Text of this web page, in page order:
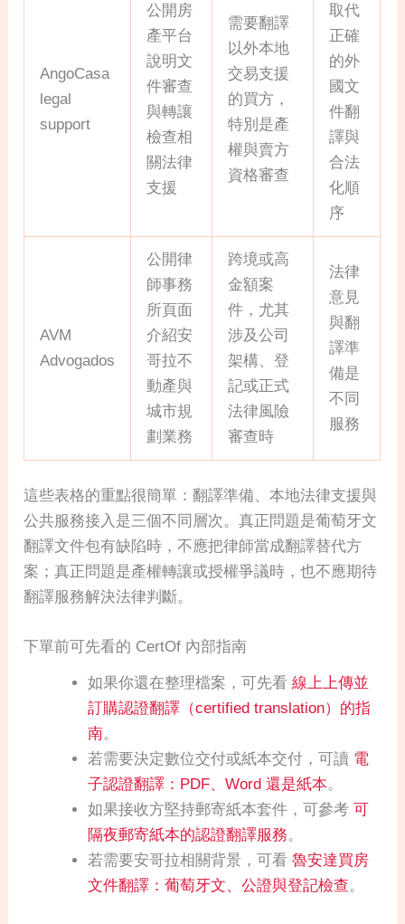
AngoCasa
legal
support
公開房
產平台
說明文
件審查
與轉讓
檢查相
關法律
支援
需要翻譯
以外本地
交易支援
的買方，
特別是產
權與賣方
資格審查
取代
正確
的外
國文
件翻
譯與
合法
化順
序
AVM
Advogados
公開律
師事務
所頁面
介紹安
哥拉不
動產與
城市規
劃業務
跨境或高
金額案
件，尤其
涉及公司
架構、登
記或正式
法律風險
審查時
法律
意見
與翻
譯準
備是
不同
服務
這些表格的重點很簡單：翻譯準備、本地法律支援與
公共服務接入是三個不同層次。真正問題是葡萄牙文
翻譯文件包有缺陷時，不應把律師當成翻譯替代方
案；真正問題是產權轉讓或授權爭議時，也不應期待
翻譯服務解決法律判斷。
下單前可先看的 CertOf 內部指南
如果你還在整理檔案，可先看線上上傳並
訂購認證翻譯（certified translation）的指
南。
若需要決定數位交付或紙本交付，可讀 電
子認證翻譯：PDF、Word 還是紙本。
如果接收方堅持郵寄紙本套件，可參考可
隔夜郵寄紙本的認證翻譯服務。
若需要安哥拉相關背景，可看魯安達買房
文件翻譯：葡萄牙文、公證與登記檢查。